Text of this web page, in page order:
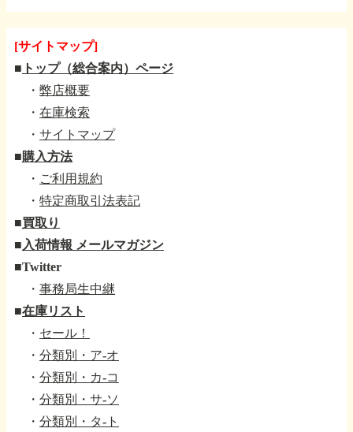
[サイトマップ]
■ トップ（総合案内）ページ
・ 弊店概要
・ 在庫検索
・ サイトマップ
■購入方法
・ ご利用規約
・ 特定商取引法表記
■買取り
■ 入荷情報 メールマガジン
■Twitter
・ 事務局生中継
■在庫リスト
・ セール！
・ 分類別・ア-オ
・ 分類別・カ-コ
・ 分類別・サ-ソ
・ 分類別・タ-ト